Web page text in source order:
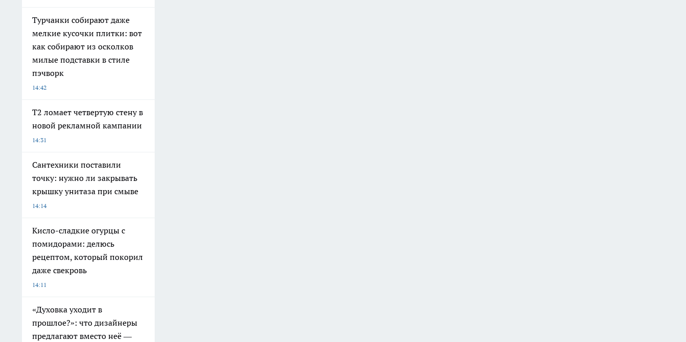
Турчанки собирают даже
мелкие кусочки плитки: вот
как собирают из осколков
милые подставки в стиле
пэчворк
14:42
Т2 ломает четвертую стену в
новой рекламной кампании
14:31
Сантехники поставили
точку: нужно ли закрывать
крышку унитаза при смыве
14:14
Кисло-сладкие огурцы с
помидорами: делюсь
рецептом, который покорил
даже свекровь
14:11
«Духовка уходит в
прошлое?»: что дизайнеры
предлагают вместо неё —